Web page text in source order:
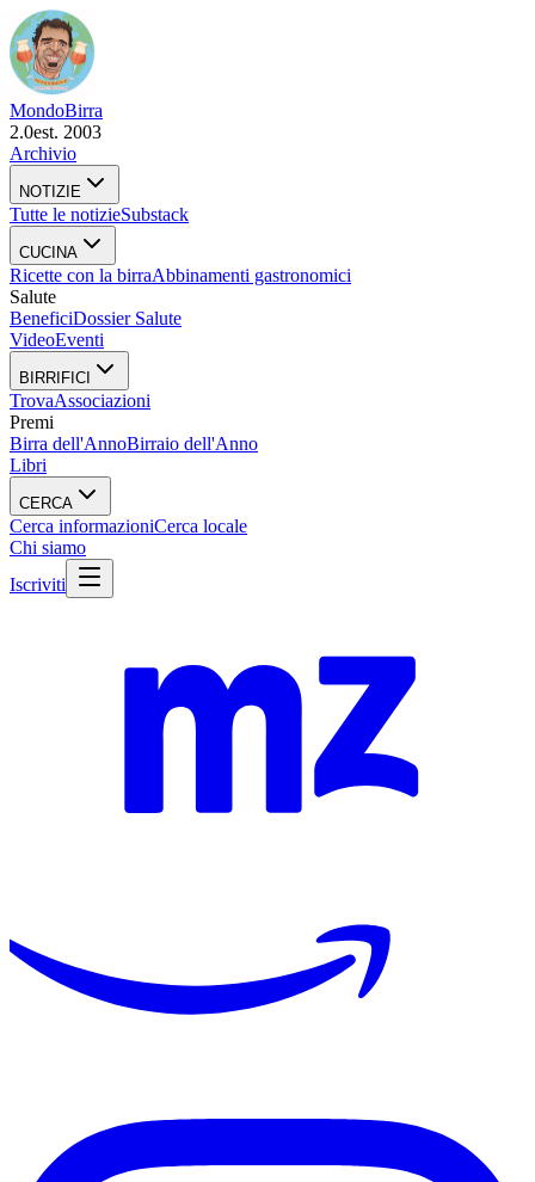
MondoBirra
2.0est. 2003
Archivio
NOTIZIE
Tutte le notizieSubstack
CUCINA
Ricette con la birraAbbinamenti gastronomici
Salute
BeneficiDossier Salute
VideoEventi
BIRRIFICI
TrovaAssociazioni
Premi
Birra dell'AnnoBirraio dell'Anno
Libri
CERCA
Cerca informazioniCerca locale
Chi siamo
Iscriviti